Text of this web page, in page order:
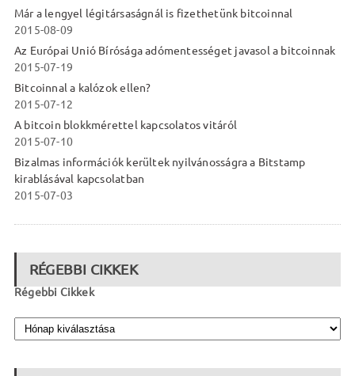
Már a lengyel légitársaságnál is fizethetünk bitcoinnal
2015-08-09
Az Európai Unió Bírósága adómentességet javasol a bitcoinnak
2015-07-19
Bitcoinnal a kalózok ellen?
2015-07-12
A bitcoin blokkmérettel kapcsolatos vitáról
2015-07-10
Bizalmas információk kerültek nyilvánosságra a Bitstamp
kirablásával kapcsolatban
2015-07-03
RÉGEBBI CIKKEK
Régebbi Cikkek